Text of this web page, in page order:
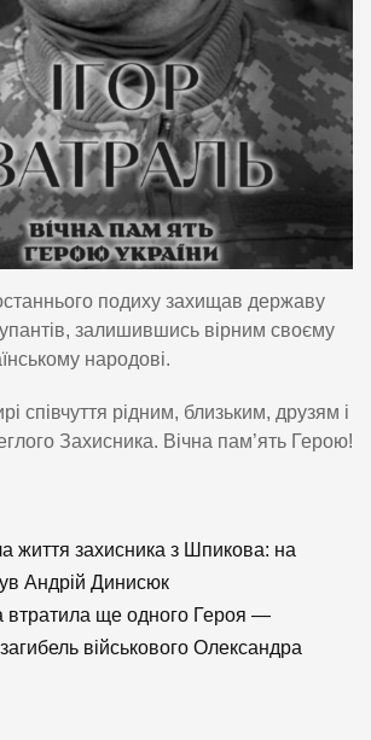
подиху захищав державу
залишившись вірним своєму
народові.
співчуття рідним, близьким, друзям і
Захисника. Вічна пам’ять Герою!
життя захисника з Шпикова: на
Андрій Динисюк
втратила ще одного Героя —
військового Олександра